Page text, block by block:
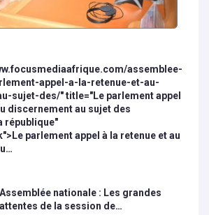
assemblee-
appel-a-la-retenue-et-au-
sujet-des/" title="Le parlement appel
discernement au sujet des
république"
parlement appel à la retenue et au
Assemblée nationale : Les grandes
attentes de la session de…